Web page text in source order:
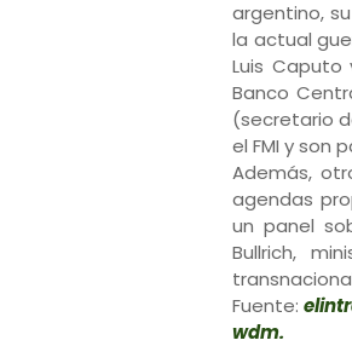
argentino,
la actual
Luis
Banco
(secretario
el FMI y son
Además,
agendas
un panel
Bullrich,
Fuente:
wdm.